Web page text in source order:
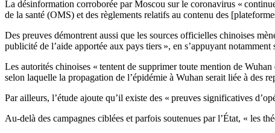
La désinformation corroborée par Moscou sur le coronavirus «
de la santé (OMS) et des règlements relatifs au contenu des
Des preuves démontrent aussi que les sources officielles chinoises
publicité de l’aide apportée aux pays tiers », en s’appuyant
Les autorités chinoises « tentent de supprimer toute mention de
selon laquelle la propagation de l’épidémie à Wuhan serait liée à des
Par ailleurs, l’étude ajoute qu’il existe des « preuves significatives
Au-delà des campagnes ciblées et parfois soutenues par l’État, « les